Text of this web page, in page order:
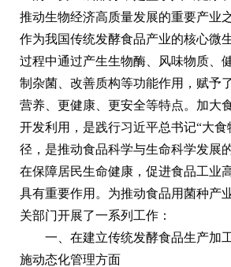
推动生物经济高质量发展的重要产业
作为我国传统发酵食品产业的核心微
过程中通过产生生物酶、风味物质、
制杂菌、改善质构等功能作用，赋予
营养、更健康、更安全等特点。加大
开发利用，是践行习近平总书记“大食
径，是推动食品科学与生命科学发展
在保障居民生命健康，促进食品工业
具有重要作用。为推动食品用菌种产
关部门开展了一系列工作：
一、在建立传统发酵食品生产加
施动态化管理方面